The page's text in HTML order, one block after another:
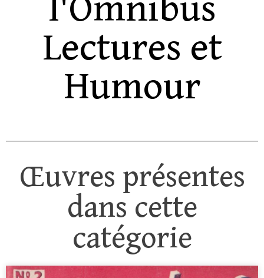
l'Omnibus
Lectures et
Humour
Œuvres présentes
dans cette
catégorie